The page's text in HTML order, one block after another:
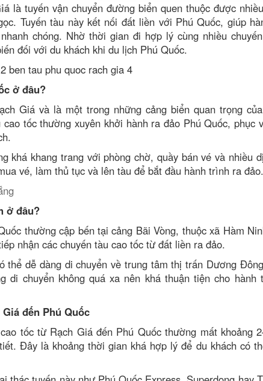
là tuyến vận chuyển đường biển quen thuộc được
Tuyến tàu này kết nối đất liền với Phú Quốc, giúp
chóng. Nhờ thời gian đi hợp lý cùng nhiều
đối với du khách khi du lịch Phú Quốc.
ở đâu?
Giá và là một trong những cảng biển quan trọng
tốc thường xuyên khởi hành ra đảo Phú Quốc, phục
khá khang trang với phòng chờ, quầy bán vé và nhiều
vé, làm thủ tục và lên tàu để bắt đầu hành trình ra đảo.
ở đâu?
thường cập bến tại cảng Bãi Vòng, thuộc xã Hàm
nhận các chuyến tàu cao tốc từ đất liền ra đảo.
thể dễ dàng di chuyển về trung tâm thị trấn Dương
di chuyển không quá xa nên khá thuận tiện cho hành
đến Phú Quốc
tốc từ Rạch Giá đến Phú Quốc thường mất khoảng
Đây là khoảng thời gian khá hợp lý để du khách có